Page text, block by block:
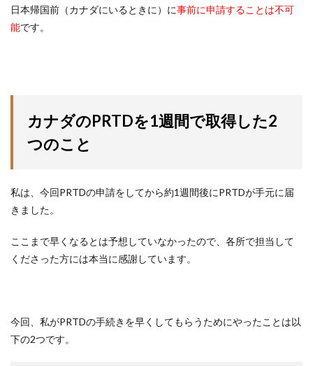
日本帰国前（カナダにいるときに）に事前に申請することは不可
能です。
カナダのPRTDを1週間で取得した2
つのこと
私は、今回PRTDの申請をしてから約1週間後にPRTDが手元に届
きました。
ここまで早くなるとは予想していなかったので、各所で担当して
くださった方には本当に感謝しています。
今回、私がPRTDの手続きを早くしてもらうためにやったことは以
下の2つです。